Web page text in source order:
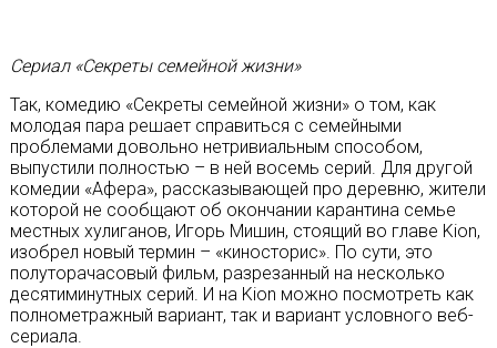
Сериал «Секреты семейной жизни»
Так, комедию «Секреты семейной жизни» о том, как
молодая пара решает справиться с семейными
проблемами довольно нетривиальным способом,
выпустили полностью – в ней восемь серий. Для другой
комедии «Афера», рассказывающей про деревню, жители
которой не сообщают об окончании карантина семье
местных хулиганов, Игорь Мишин, стоящий во главе Kion,
изобрел новый термин – «киносторис». По сути, это
полуторачасовый фильм, разрезанный на несколько
десятиминутных серий. И на Kion можно посмотреть как
полнометражный вариант, так и вариант условного веб-
сериала.